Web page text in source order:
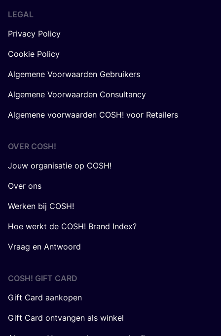
LEGAL
Privacy Policy
Cookie Policy
Algemene Voorwaarden Gebruikers
Algemene Voorwaarden Consultancy
Algemene voorwaarden COSH! voor Retailers
OVER COSH!
Jouw organisatie op COSH!
Over ons
Werken bij COSH!
Hoe werkt de COSH! Brand Index?
Vraag en Antwoord
COSH! GIFT CARD
Gift Card aankopen
Gift Card ontvangen als winkel